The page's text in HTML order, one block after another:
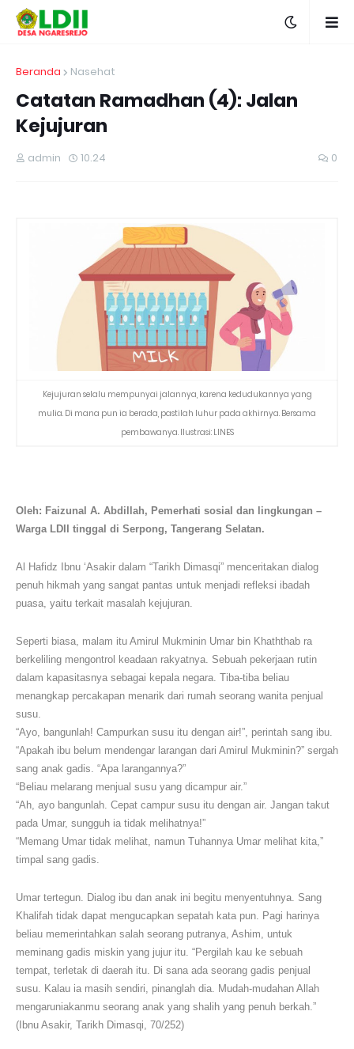
Beranda Nasehat
Catatan Ramadhan (4): Jalan
Kejujuran
admin 10.24 0
Kejujuran selalu mempunyai jalannya, karena kedudukannya yang
mulia. Di mana pun ia berada, pastilah luhur pada akhirnya. Bersama
pembawanya. Ilustrasi: LINES
Oleh: Faizunal A. Abdillah, Pemerhati sosial dan lingkungan –
Warga LDII tinggal di Serpong, Tangerang Selatan.
Al Hafidz Ibnu ‘Asakir dalam “Tarikh Dimasqi” menceritakan dialog
penuh hikmah yang sangat pantas untuk menjadi refleksi ibadah
puasa, yaitu terkait masalah kejujuran.
Seperti biasa, malam itu Amirul Mukminin Umar bin Khaththab ra
berkeliling mengontrol keadaan rakyatnya. Sebuah pekerjaan rutin
dalam kapasitasnya sebagai kepala negara. Tiba-tiba beliau
menangkap percakapan menarik dari rumah seorang wanita penjual
susu.
“Ayo, bangunlah! Campurkan susu itu dengan air!”, perintah sang ibu.
“Apakah ibu belum mendengar larangan dari Amirul Mukminin?” sergah
sang anak gadis. “Apa larangannya?”
“Beliau melarang menjual susu yang dicampur air.”
“Ah, ayo bangunlah. Cepat campur susu itu dengan air. Jangan takut
pada Umar, sungguh ia tidak melihatnya!”
“Memang Umar tidak melihat, namun Tuhannya Umar melihat kita,”
timpal sang gadis.
Umar tertegun. Dialog ibu dan anak ini begitu menyentuhnya. Sang
Khalifah tidak dapat mengucapkan sepatah kata pun. Pagi harinya
beliau memerintahkan salah seorang putranya, Ashim, untuk
meminang gadis miskin yang jujur itu. “Pergilah kau ke sebuah
tempat, terletak di daerah itu. Di sana ada seorang gadis penjual
susu. Kalau ia masih sendiri, pinanglah dia. Mudah-mudahan Allah
mengaruniakanmu seorang anak yang shalih yang penuh berkah.”
(Ibnu Asakir, Tarikh Dimasqi, 70/252)